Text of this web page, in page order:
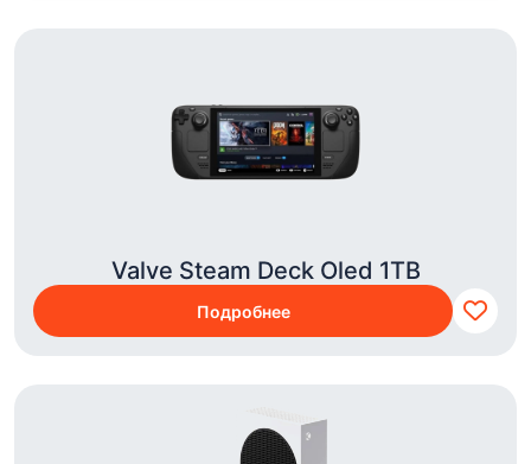
Valve Steam Deck Oled 1TB
Подробнее